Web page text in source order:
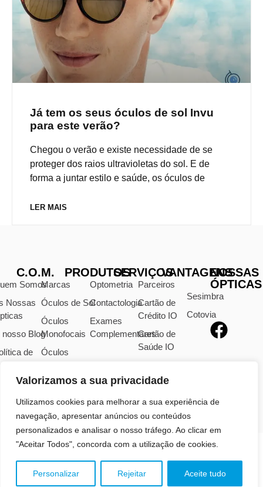
Valorizamos a sua privacidade
Utilizamos cookies para melhorar a sua experiência de
navegação, apresentar anúncios ou conteúdos
personalizados e analisar o nosso tráfego. Ao clicar em
"Aceitar Todos", concorda com a utilização de cookies.
Personalizar Rejeitar Aceite tudo
Já tem os seus óculos de sol Invu
para este verão?
Chegou o verão e existe necessidade de se
proteger dos raios ultravioletas do sol. E de
forma a juntar estilo e saúde, os óculos de
LER MAIS
C.O.M.
Somos
Nossas
nosso Blog
de
Legais
de
PRODUTOS
Marcas
Óculos de Sol
Óculos
Monofocais
Óculos
Lentes
SERVIÇOS
Optometria
Contactologia
Exames
Complementares
VANTAGENS
Parceiros
Cartão de
Crédito IO
Cartão de
Saúde IO
NOSSAS
ÓPTICAS
Sesimbra
Cotovia
TODOS OS DIREITOS RESERVADOS | 2026 | CENTRO
ÓPTICO MODERNO